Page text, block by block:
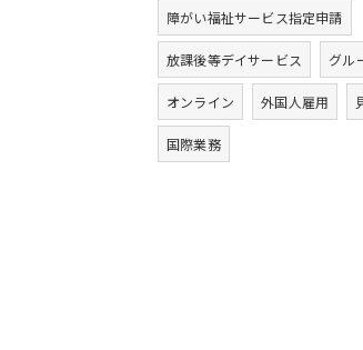
障がい福祉サービス指定申請
放課後等デイサービス グル
オンライン 外国人雇用
国際業務